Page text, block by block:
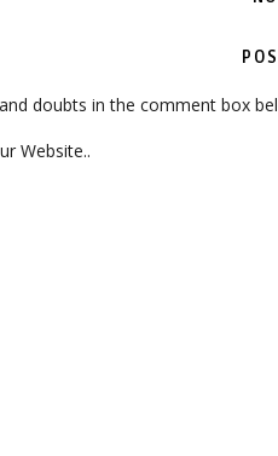
doubts in the comment box
Website..